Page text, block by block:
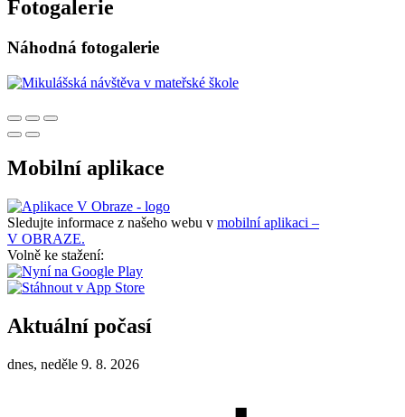
Fotogalerie
Náhodná fotogalerie
Mobilní aplikace
Sledujte informace z našeho webu v mobilní aplikaci –
V OBRAZE.
Volně ke stažení:
Aktuální počasí
dnes, neděle 9. 8. 2026